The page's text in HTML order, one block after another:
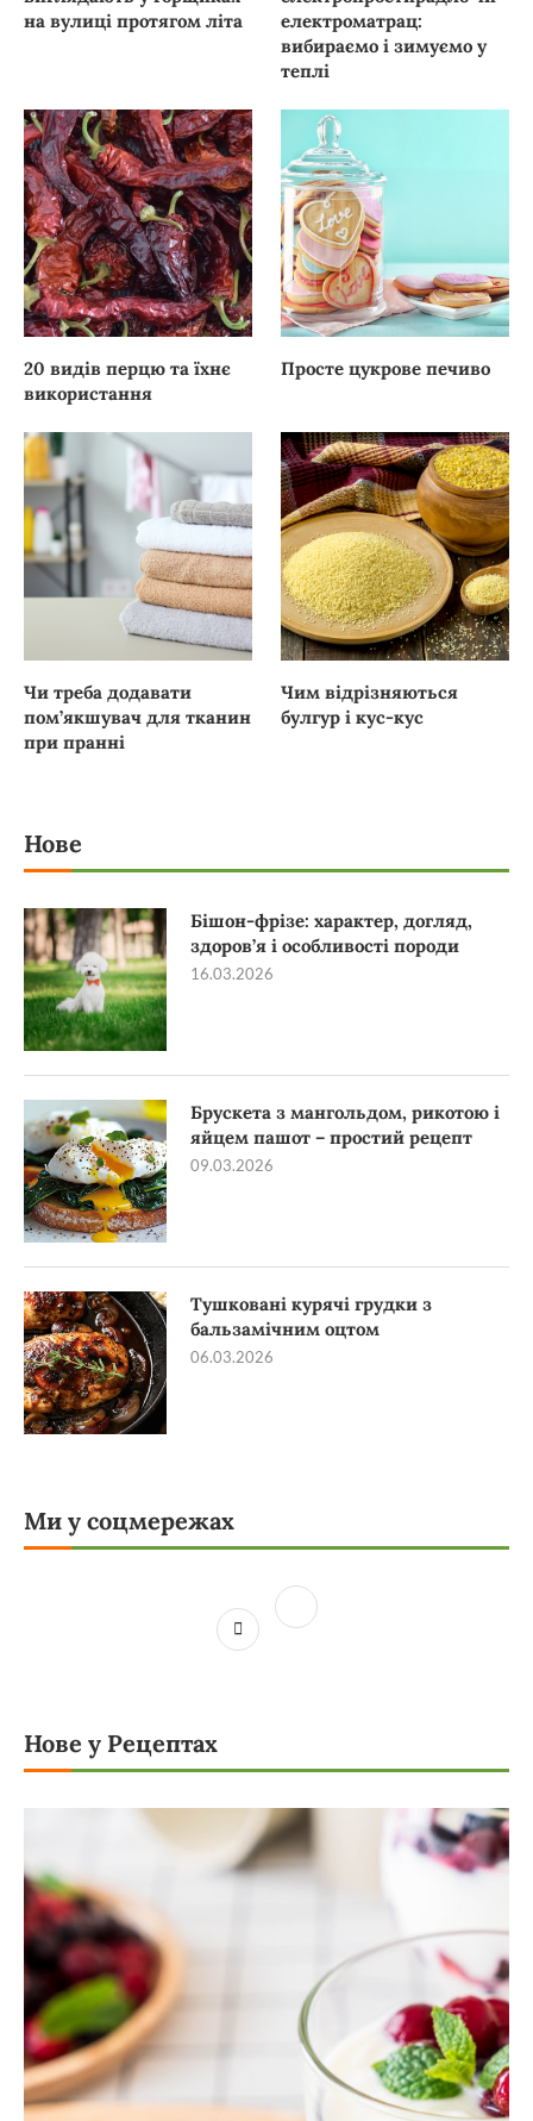
на вулиці протягом літа
електроматрац:
вибираємо і зимуємо у
теплі
20 видів перцю та їхнє
використання
Просте цукрове печиво
Чи треба додавати
пом’якшувач для тканин
при пранні
Чим відрізняються
булгур і кус-кус
Нове
Бішон-фрізе: характер, догляд,
здоров’я і особливості породи
16.03.2026
Брускета з мангольдом, рикотою і
яйцем пашот – простий рецепт
09.03.2026
Тушковані курячі грудки з
бальзамічним оцтом
06.03.2026
Ми у соцмережах
Нове у Рецептах